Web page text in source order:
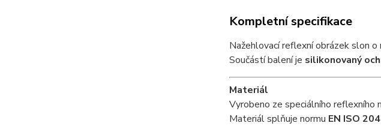
Kompletní specifikace
Nažehlovací reflexní obrázek slon o
Součástí balení je silikonovaný
Materiál
Vyrobeno ze speciálního
Materiál splňuje normu EN ISO